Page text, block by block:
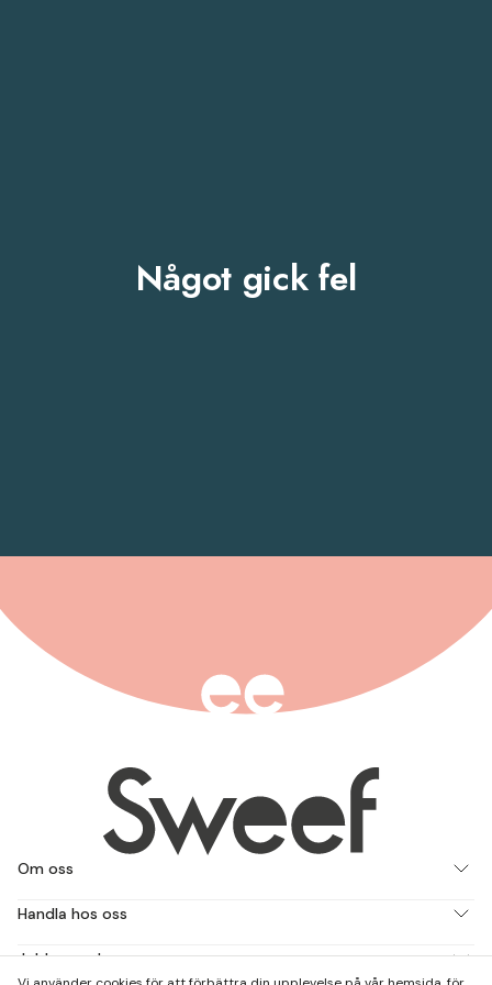
Något gick fel
Om oss
Handla hos oss
Jobba med oss